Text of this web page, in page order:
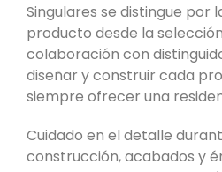
Singulares se distingue por
producto desde la
colaboración con
diseñar y construir cada
siempre ofrecer una
Cuidado en el detalle
construcción, acabados y